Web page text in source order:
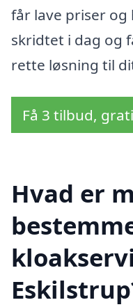
får lave priser og
skridtet i dag og
rette løsning til
Få 3 tilbud,
Hvad er